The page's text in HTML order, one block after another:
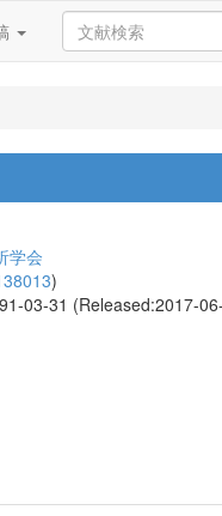
学会
)
03-31 (Released:2017-